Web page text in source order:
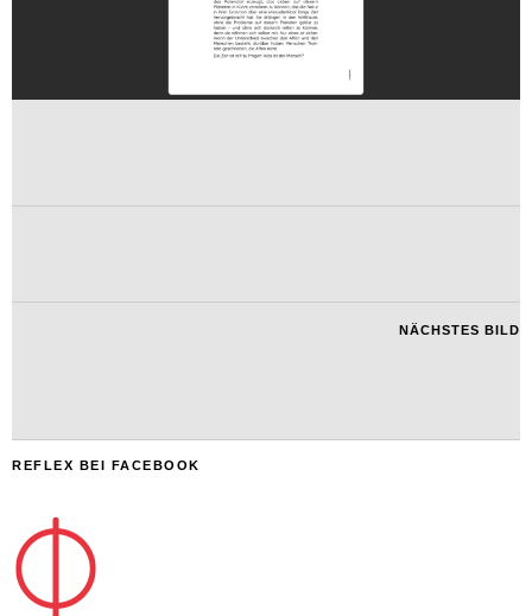
NÄCHSTES BILD
REFLEX BEI FACEBOOK